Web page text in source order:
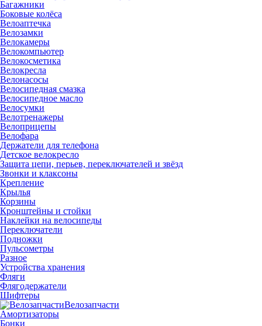
Багажники
Боковые колёса
Велоаптечка
Велозамки
Велокамеры
Велокомпьютер
Велокосметика
Велокресла
Велонасосы
Велосипедная смазка
Велосипедное масло
Велосумки
Велотренажеры
Велоприцепы
Велофара
Держатели для телефона
Детское велокресло
Защита цепи, перьев, переключателей и звёзд
Звонки и клаксоны
Крепление
Крылья
Корзины
Кронштейны и стойки
Наклейки на велосипеды
Переключатели
Подножки
Пульсометры
Разное
Устройства хранения
Фляги
Флягодержатели
Шифтеры
Велозапчасти
Амортизаторы
Бонки